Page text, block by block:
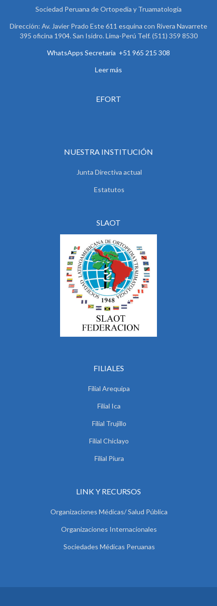
Sociedad Peruana de Ortopedia y Truamatología
Dirección: Av. Javier Prado Este 611 esquina con Rivera Navarrete
395 oficina 1904. San Isidro. Lima-Perú Telf. (511) 359 8530
WhatsApps Secretaria +51 965 215 308
Leer más
EFORT
NUESTRA INSTITUCIÓN
Junta Directiva actual
Estatutos
SLAOT
FILIALES
Filial Arequipa
Filial Ica
Filial Trujillo
Filial Chiclayo
Filial Piura
LINK Y RECURSOS
Organizaciones Médicas/ Salud Pública
Organizaciones Internacionales
Sociedades Médicas Peruanas